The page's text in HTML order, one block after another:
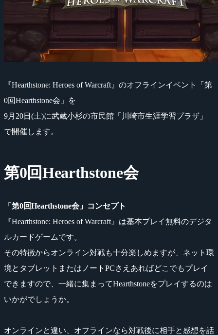
『Hearthstone: Heroes of Warcraft』のオフラインイベント「第
0回Hearthstone会」を
9月20日(土)に武蔵小杉の市民館「川崎市生涯学習プラザ」
で開催します。
第0回Hearthstone会
「第0回Hearthstone会」コンセプト
『Hearthstone: Heroes of Warcraft』は基本プレイ無料のデジタ
ルカードゲームです。
その特徴からオンライン対戦も十分楽しめますが、ネット環
境とタブレットまたはノートPCさえあればどこでもプレイ
できますので、一緒に集まってHearthstoneをプレイするのは
いかがでしょうか。
オンラインと違い、オフラインなら対戦後に相手と感想を話